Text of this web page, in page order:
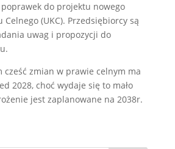
poprawek do projektu nowego
Celnego (UKC). Przedsiębiorcy są
uwag i propozycji do
cześć zmian w prawie celnym ma
2028, choć wydaje się to mało
jest zaplanowane na 2038r.